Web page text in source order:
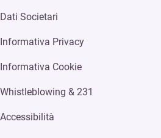
Dati Societari
Informativa Privacy
Informativa Cookie
Whistleblowing & 231
Accessibilità